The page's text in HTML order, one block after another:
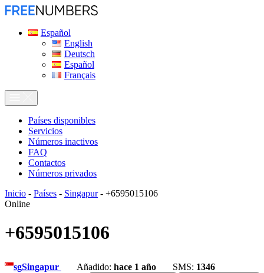
Español
English
Deutsch
Español
Français
Países disponibles
Servicios
Números inactivos
FAQ
Contactos
Números privados
Inicio - Países - Singapur- +6595015106
Online
+6595015106
sgSingapur Añadido: hace 1 año SMS: 1346